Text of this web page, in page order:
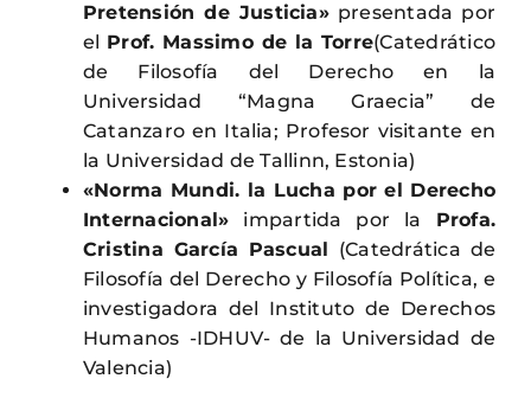
Pretensión de Justicia»presentada por
el Prof. Massimo de la Torre(Catedrático
de Filosofía del Derecho en la
Universidad “Magna Graecia” de
Catanzaro en Italia; Profesor visitante en
la Universidad de Tallinn, Estonia)
«Norma Mundi. la Lucha por el Derecho
Internacional» impartida por la Profa.
Cristina García Pascual (Catedrática de
Filosofía del Derecho y Filosofía Política, e
investigadora del Instituto de Derechos
Humanos -IDHUV- de la Universidad de
Valencia)